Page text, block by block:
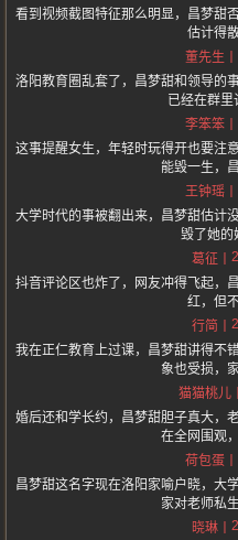
看到视频截图特征那么明显，昌梦甜
估计得
董先生
洛阳教育圈乱套了，昌梦甜和领导的
已经在群里
李笨笨
这事提醒女生，年轻时玩得开也要注
能毁一生，
王钟瑶
大学时代的事被翻出来，昌梦甜估计
毁了她的
葛征
抖音评论区也炸了，网友冲得飞起，
红，但
行简
我在正仁教育上过课，昌梦甜讲得不
象也受损，
猫猫桃儿
婚后还和学长约，昌梦甜胆子真大，
在全网围观
荷包蛋
昌梦甜这名字现在洛阳家喻户晓，大
家对老师私
晓琳